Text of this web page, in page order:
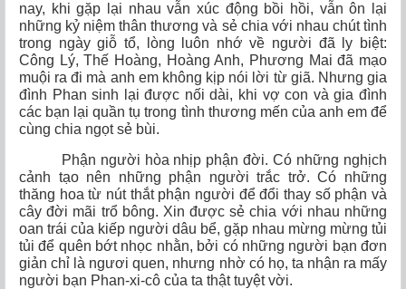
nay, khi gặp lại nhau vẫn xúc động bồi hồi, vẫn ôn lại
những kỷ niệm thân thương và sẻ chia với nhau chút tình
trong ngày giỗ tổ, lòng luôn nhớ về người đã ly biệt:
Công Lý, Thế Hoàng, Hoàng Anh, Phương Mai đã mạo
muội ra đi mà anh em không kịp nói lời từ giã. Nhưng gia
đình Phan sinh lại được nối dài, khi vợ con và gia đình
các bạn lại quần tụ trong tình thương mến của anh em để
cùng chia ngọt sẻ bùi.
Phận người hòa nhịp phận đời. Có những nghịch
cảnh tạo nên những phận người trắc trở. Có những
thăng hoa từ nút thắt phận người để đổi thay số phận và
cây đời mãi trổ bông. Xin được sẻ chia với nhau những
oan trái của kiếp người dâu bể, gặp nhau mừng mừng tủi
tủi để quên bớt nhọc nhằn, bởi có những người bạn đơn
giản chỉ là ngươi quen, nhưng nhờ có họ, ta nhận ra mấy
người bạn Phan-xi-cô của ta thật tuyệt vời.